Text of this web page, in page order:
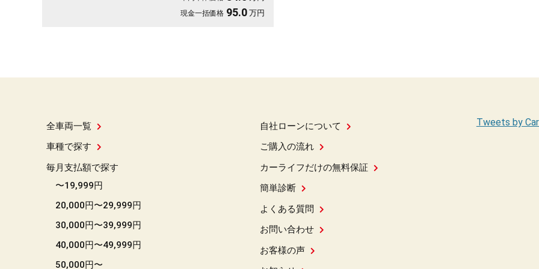
現金一括価格 95.0 万円
全車両一覧
車種で探す
毎月支払額で探す
〜19,999円
20,000円〜29,999円
30,000円〜39,999円
40,000円〜49,999円
50,000円〜
自社ローンについて
ご購入の流れ
カーライフだけの無料保証
簡単診断
よくある質問
お問い合わせ
お客様の声
Tweets by